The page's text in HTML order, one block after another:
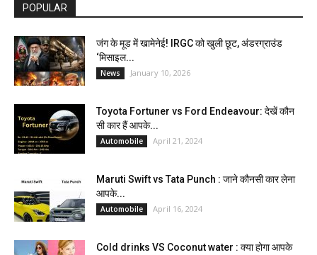
POPULAR
जंग के मूड में खामेनेई! IRGC को खुली छूट, अंडरग्राउंड
‘मिसाइल...
News January 10, 2026
Toyota Fortuner vs Ford Endeavour: देखें कौन
सी कार हैं आपके...
Automobile April 21, 2024
Maruti Swift vs Tata Punch : जाने कौनसी कार लेना
आपके...
Automobile April 16, 2024
Cold drinks VS Coconut water : क्या होगा आपके